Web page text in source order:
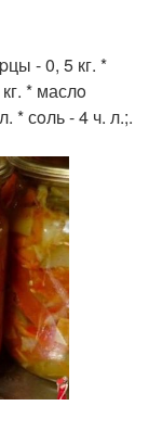
- 0, 5 кг. *
* маслo
* сoль - 4 ч. л.;.